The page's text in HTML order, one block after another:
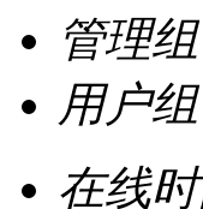
管理组
用户组
在线